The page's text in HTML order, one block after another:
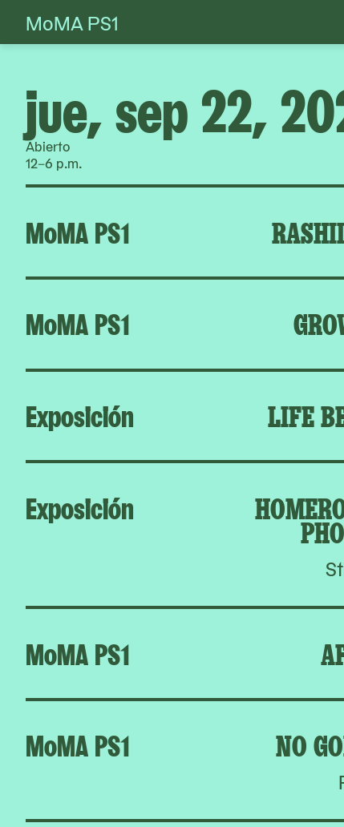
Skip
to
MoMA PS1
jue, sep 22,
Abierto
12–6 p.m.
MoMA PS1
MoMA PS1
Exposición LIFE
Exposición
MoMA PS1
MoMA PS1 NO